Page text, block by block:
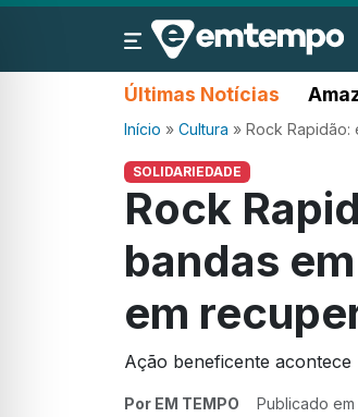
Últimas Notícias
Início » Cultura » Rock Rapidão:
SOLIDARIEDADE
Rock
bandas
em
Ação beneficente
Por EM TEMPO Publicado em